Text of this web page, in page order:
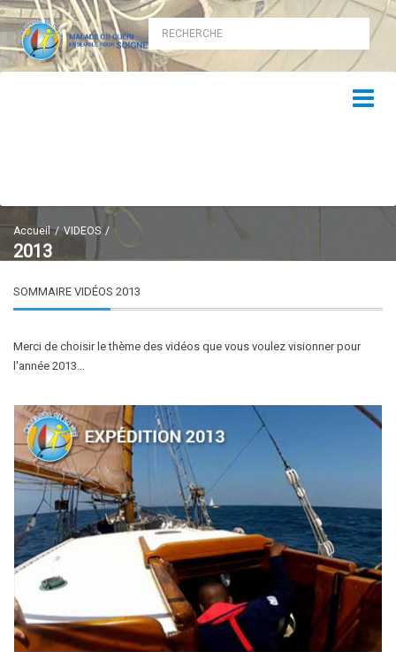
Accueil VIDEOS
2013
SOMMAIRE VIDÉOS 2013
Merci de choisir le thème des vidéos que vous voulez visionner pour
l'année 2013...